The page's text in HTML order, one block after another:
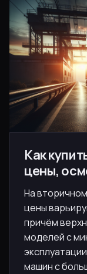
Как
цены,
На
цены
причём
моделей с
машин с